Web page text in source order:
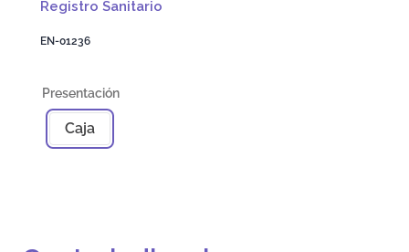
Registro Sanitario
EN-01236
Caja